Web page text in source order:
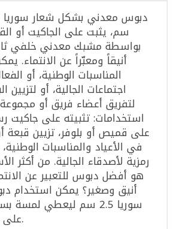
سم، يثبت على الجاكيت أو
بواسطة مشبك معدني خلفي
أنيقاً ومعبّراً عن الانتماء.
المناسبات الوطنية، أو
اجتماعات الجالية، أو لتزيين
استخدامات: تثبيته على جاكيت
على قميص أو بلوفر، تزيين قبعة
في الأعياد والمناسبات
رمزية لأصدقاء الجالية. من أكثر
هو أفضل دبوس للتعبير عن
أنيق وصغير؟ يمكن استخدام
سوريا 2.5 سم ليعطي
على الهوية والانتماء.